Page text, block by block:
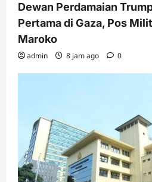
Dewan Perdamaian
Pertama di Gaza, Pos
Maroko
admin 8 jam ago 0